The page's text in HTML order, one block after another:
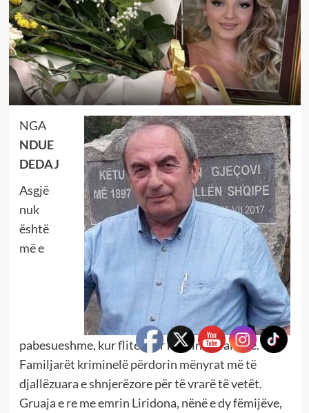
NGA
NDUE
DEDAJ
Asgjë
nuk
është
më e
pabesueshme, kur flitet për krimin në familje.
Familjarët kriminelë përdorin mënyrat më të
djallëzuara e shnjerëzore për të vrarë të vetët.
Gruaja e re me emrin Liridona, nënë e dy fëmijëve,